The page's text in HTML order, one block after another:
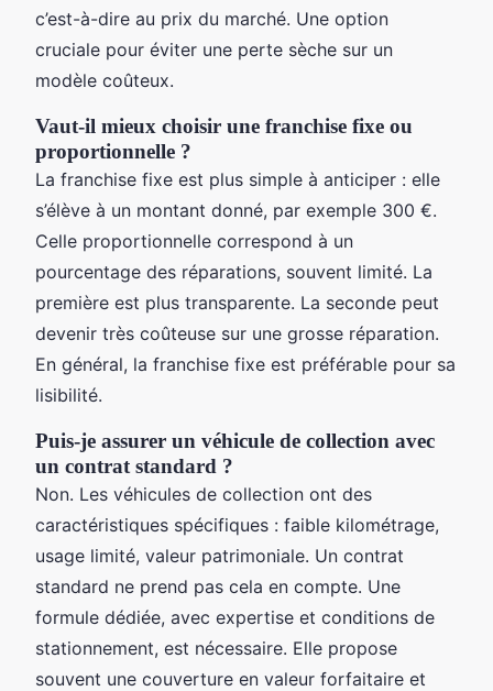
c’est-à-dire au prix du marché. Une option
cruciale pour éviter une perte sèche sur un
modèle coûteux.
Vaut-il mieux choisir une franchise fixe ou
proportionnelle ?
La franchise fixe est plus simple à anticiper : elle
s’élève à un montant donné, par exemple 300 €.
Celle proportionnelle correspond à un
pourcentage des réparations, souvent limité. La
première est plus transparente. La seconde peut
devenir très coûteuse sur une grosse réparation.
En général, la franchise fixe est préférable pour sa
lisibilité.
Puis-je assurer un véhicule de collection avec
un contrat standard ?
Non. Les véhicules de collection ont des
caractéristiques spécifiques : faible kilométrage,
usage limité, valeur patrimoniale. Un contrat
standard ne prend pas cela en compte. Une
formule dédiée, avec expertise et conditions de
stationnement, est nécessaire. Elle propose
souvent une couverture en valeur forfaitaire et